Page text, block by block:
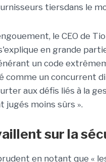
tiersdans le
le CEO de
en grande
un code
comme un concurrent
aux défis liés à la
jugés moins sûrs ».
sur la
en notant que «